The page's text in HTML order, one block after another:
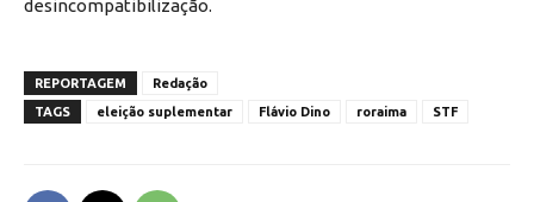
desincompatibilização.
REPORTAGEM
Redação
TAGS
eleição suplementar Flávio Dino roraima STF